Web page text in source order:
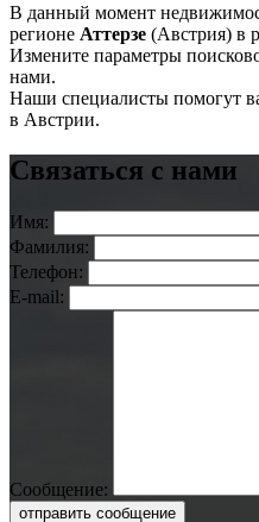
В данный момент
регионе Аттерзе (Австрия) в
Измените параметры
нами.
Наши специалисты помогут
в Австрии.
Связаться с нами
Имя:
Фамилия:
Телефон:
E-mail:
Сообщение:
отправить сообщение